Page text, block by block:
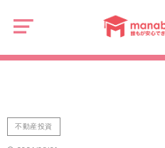
不動産投資の確定申告のやり方は
不動産投資